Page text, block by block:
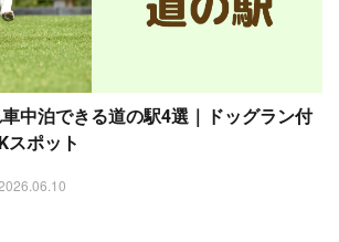
車中泊できる道の駅4選｜ドッグラン付
スポット